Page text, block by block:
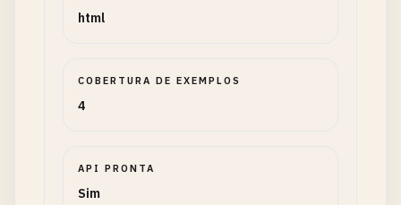
html
COBERTURA DE EXEMPLOS
4
API PRONTA
Sim